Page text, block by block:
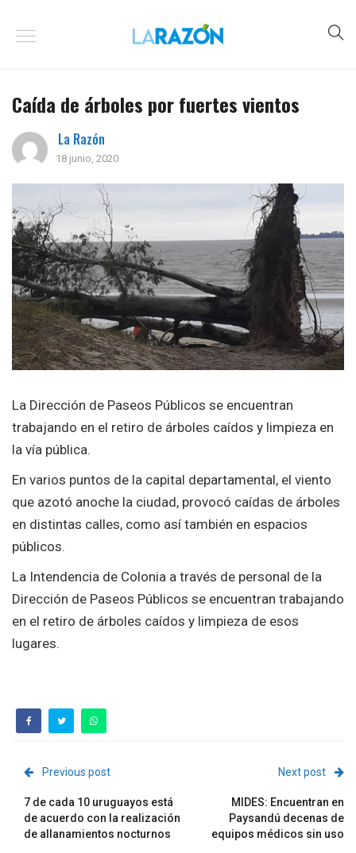
Caída de árboles por fuertes vientos
La Razón
18 junio, 2020
La Dirección de Paseos Públicos se encuentran
trabajando en el retiro de árboles caídos y limpieza en
la vía pública.
En varios puntos de la capital departamental, el viento
que azotó anoche la ciudad, provocó caídas de árboles
en distintas calles, como así también en espacios
públicos.
La Intendencia de Colonia a través de personal de la
Dirección de Paseos Públicos se encuentran trabajando
en el retiro de árboles caídos y limpieza de esos
lugares.
Previous post
7 de cada 10 uruguayos está
de acuerdo con la realización
de allanamientos nocturnos
Next post
MIDES: Encuentran en
Paysandú decenas de
equipos médicos sin uso